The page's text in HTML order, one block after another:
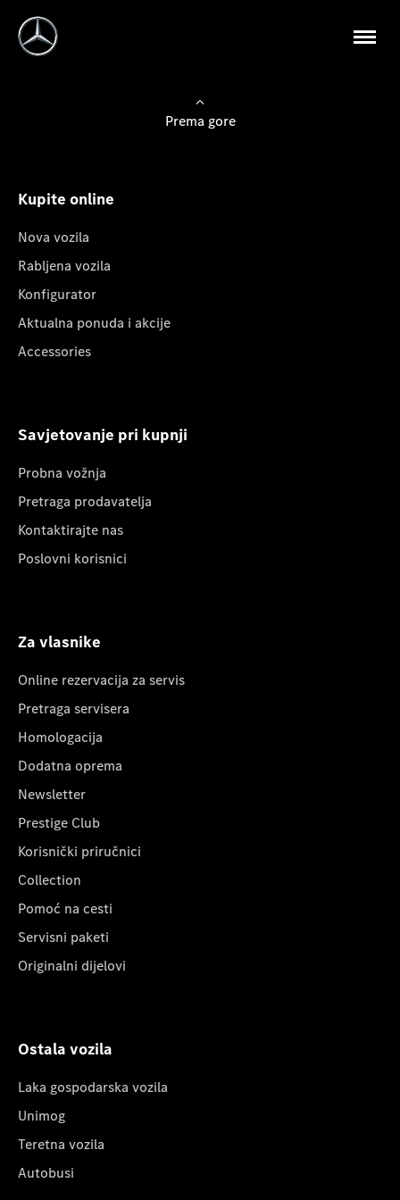
Prema gore
Kupite online
Nova vozila
Rabljena vozila
Konfigurator
Aktualna ponuda i akcije
Accessories
Savjetovanje pri kupnji
Probna vožnja
Pretraga prodavatelja
Kontaktirajte nas
Poslovni korisnici
Za vlasnike
Online rezervacija za servis
Pretraga servisera
Homologacija
Dodatna oprema
Newsletter
Prestige Club
Korisnički priručnici
Collection
Pomoć na cesti
Servisni paketi
Originalni dijelovi
Ostala vozila
Laka gospodarska vozila
Unimog
Teretna vozila
Autobusi